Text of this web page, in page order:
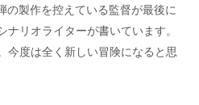
の製作を控えている監督が最後に
リオライターが書いています。
今度は全く新しい冒険になると思